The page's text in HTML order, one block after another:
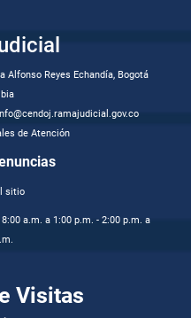
Alfonso Reyes Echandía, Bogotá
de Atención
sitio
a.m. a 1:00 p.m. - 2:00 p.m. a
Visitas